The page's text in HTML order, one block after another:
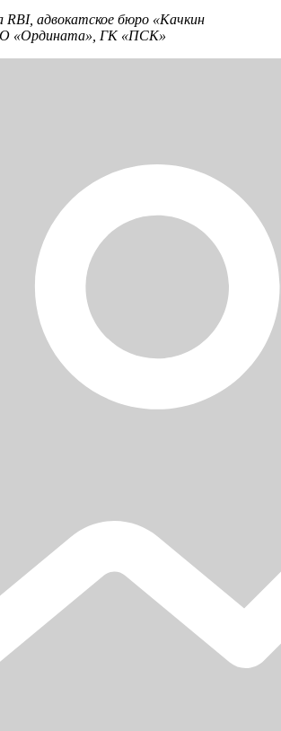
адвокатское бюро «Качкин
«Ордината», ГК «ПСК»